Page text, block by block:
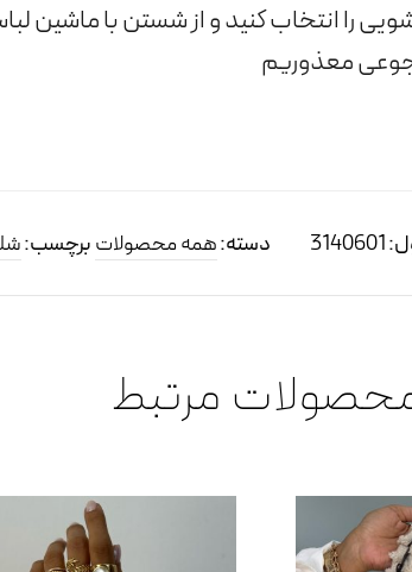
انتخاب کنید و از شستن با ماشین
معذوریم
3140601 دسته:همه محصولاتبرچسب:
مرتبط